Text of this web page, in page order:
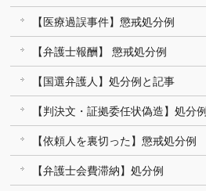
【医療過誤事件】懲戒処分例
【弁護士報酬】 懲戒処分例
【国選弁護人】処分例と記事
【判決文・証拠委任状偽造】処分例
【依頼人を裏切った】懲戒処分例
【弁護士会費滞納】処分例